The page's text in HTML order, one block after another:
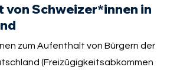
von Schweizer*innen in
zum Aufenthalt von Bürgern der
(Freizügigkeitsabkommen